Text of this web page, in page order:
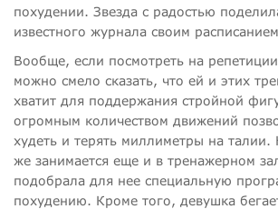
похудении. Звезда с радостью
известного журнала своим
Вообще, если посмотреть на
можно смело сказать, что ей и этих
хватит для поддержания стройной
огромным количеством движений
худеть и терять миллиметры на талии.
же занимается еще и в тренажерном
подобрала для нее специальную
похудению. Кроме того, девушка